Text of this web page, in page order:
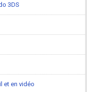
3DS
et en vidéo